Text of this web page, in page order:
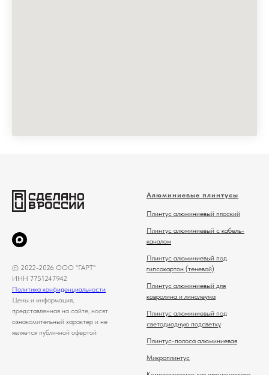
© 2022-2026 ООО "ГАРТ"
ИНН 7751247942
Политика конфиденциальности
Цены и информация,
представленная на сайте, носят
ознакомительный характер и не
является публичной офертой
Алюминиевые плинтусы
Плинтус алюминиевый плоский
Плинтус алюминиевый с кабель-
каналом
Плинтус алюминиевый под
гипсокартон (теневой)
Плинтус алюминиевый для
ковролина и линолеума
Плинтус алюминиевый под
светодиодную подсветку
Плинтус-полоса алюминиевая
Микроплинтус